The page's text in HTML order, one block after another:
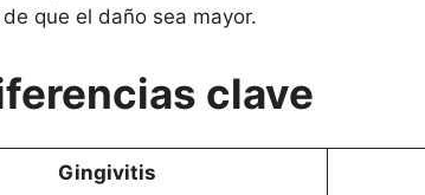
que el daño sea mayor.
clave
Gingivitis